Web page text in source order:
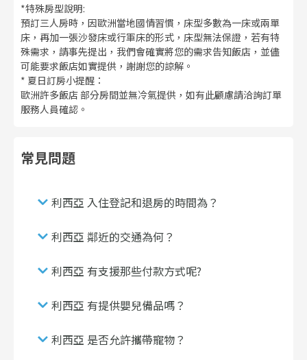
*特殊房型說明:
預訂三人房時，因歐洲當地國情習慣，床型多數為一床或兩單
床，再加一張沙發床或行軍床的形式，床型無法保證，若有特
殊需求，請事先提出，我們會確實將您的需求告知飯店，並儘
可能要求飯店如實提供，謝謝您的諒解。
* 夏日訂房小提醒：
歐洲許多飯店 部分房間並無冷氣提供，如有此顧慮請洽詢訂單
服務人員確認。
常見問題
利西亞 入住登記和退房的時間為？
利西亞 鄰近的交通為何？
利西亞 有支援那些付款方式呢?
利西亞 有提供嬰兒備品嗎？
利西亞 是否允許攜帶寵物？